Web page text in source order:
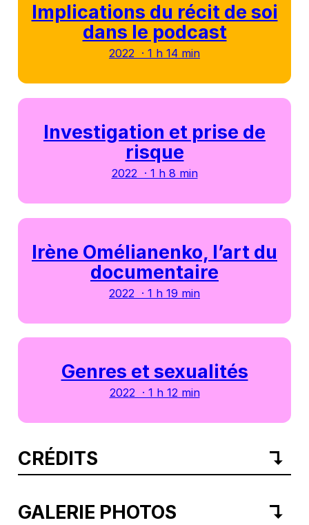
Implications du récit de soi
dans le podcast
2022 · 1 h 14 min
Investigation et prise de
risque
2022 · 1 h 8 min
Irène Omélianenko, l’art du
documentaire
2022 · 1 h 19 min
Genres et sexualités
2022 · 1 h 12 min
CRÉDITS
GALERIE PHOTOS